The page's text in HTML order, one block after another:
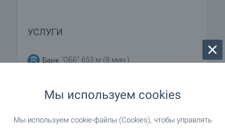
УСЛУГИ
Банк "ОББ" 653 м (8 мин.)
Мы используем cookies
Мы используем cookie-файлы (Cookies), чтобы управлять